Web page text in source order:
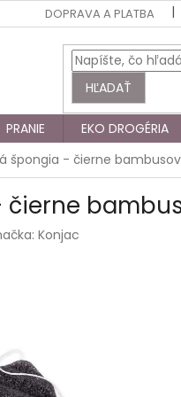
DOPRAVA A PLATBA
HĽADAŤ
PRANIE EKO DROGÉRIA
špongia - čierne
Konjac